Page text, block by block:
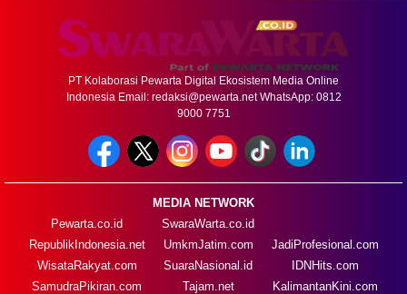
PT Kolaborasi Pewarta Digital Ekosistem Media Online
Indonesia Email: redaksi@pewarta.netWhatsApp: 0812
9000 7751
MEDIA NETWORK
Pewarta.co.id
RepublikIndonesia.net
WisataRakyat.com
SamudraPikiran.com
SwaraWarta.co.id
UmkmJatim.com
SuaraNasional.id
Tajam.net
JadiProfesional.com
IDNHits.com
KalimantanKini.com